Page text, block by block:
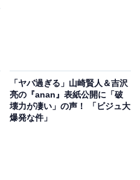
「ヤバ過ぎる」山崎賢人＆吉沢
亮の『anan』表紙公開に「破
壊力が凄い」の声！ 「ビジュ大
爆発な件」